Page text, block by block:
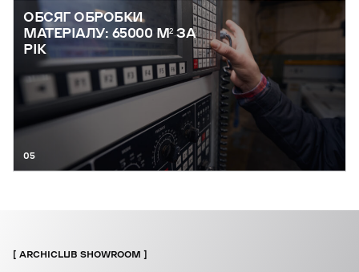
ОБСЯГ ОБРОБКИ
МАТЕРІАЛУ: 65000 М² ЗА
РІК
05
ARCHICLUB SHOWROOM